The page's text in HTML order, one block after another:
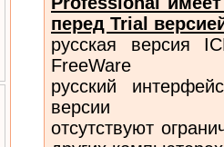
перед Trial
русская версия
FreeWare
русский
версии
отсутствуют